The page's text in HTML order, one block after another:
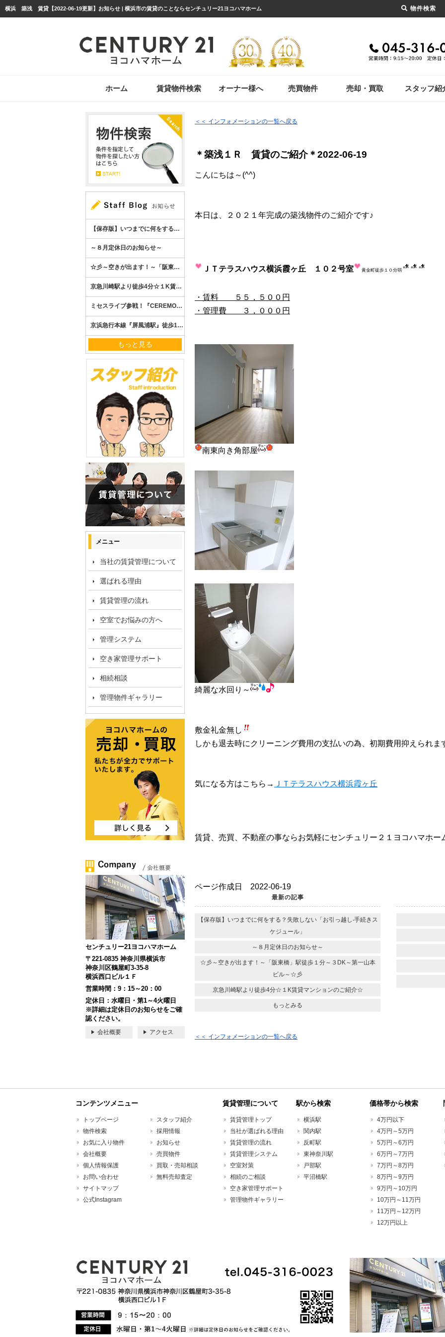
横浜 築浅 賃貸【2022-06-19更新】お知らせ | 横浜市の賃貸のことならセンチュリー21ヨコハマホーム
ホーム 賃貸物件検索 オーナー様へ 売買物件 売却・買取 スタッフ紹
＜＜ インフォメーションの一覧へ戻る
＊築浅１Ｒ 賃貸のご紹介＊ 2022-06-19
こんにちは～(^^)
本日は、２０２１年完成の築浅物件のご紹介です♪
ＪＴテラスハウス横浜霞ヶ丘 １０２号室 黄金町徒歩１０分弱
・賃料 ５５，５００円
・管理費 ３，０００円
南東向き角部屋
綺麗な水回り～
敷金礼金無し
しかも退去時にクリーニング費用の支払いの為、初期費用抑えられま
気になる方はこちら→ ＪＴテラスハウス横浜霞ヶ丘
賃貸、売買、不動産の事ならお気軽にセンチュリー２１ヨコハマホー
ページ作成日 2022-06-19
最新の記事
【保存版】いつまでに何をする？失敗しない「お引っ越し‧⼿続きス
ケジュール」
～８月定休日のお知らせ～
☆彡～空きが出ます！～「阪東橋」駅徒歩１分～３DK～第一山本
ビル～☆彡
京急川崎駅より徒歩4分☆１K賃貸マンションのご紹介☆
もっとみる
＜＜ インフォメーションの一覧へ戻る
もっと見る
メニュー
当社の賃貸管理について
選ばれる理由
賃貸管理の流れ
空室でお悩みの方へ
管理システム
空き家管理サポート
相続相談
管理物件ギャラリー
センチュリー21ヨコハマホーム
〒221-0835 神奈川県横浜市
神奈川区鶴屋町3-35-8
横浜西口ビル１Ｆ
営業時間：9：15～20：00
定休日：水曜日・第1～4火曜日
※詳細は定休日のお知らせをご確
認ください。
会社概要 アクセス
コンテンツメニュー
トップページ
物件検索
お気に入り物件
会社概要
個人情報保護
お問い合わせ
サイトマップ
公式Instagram
スタッフ紹介
採用情報
お知らせ
売買物件
買取・売却相談
無料売却査定
賃貸管理について
賃貸管理トップ
当社が選ばれる理由
賃貸管理の流れ
賃貸管理システム
空室対策
相続のご相談
空き家管理サポート
管理物件ギャラリー
駅から検索
横浜駅
関内駅
反町駅
東神奈川駅
戸部駅
平沼橋駅
価格帯から検索
4万円以下
4万円～5万円
5万円～6万円
6万円～7万円
7万円～8万円
8万円～9万円
9万円～10万円
10万円～11万円
11万円～12万円
12万円以上
物件検索